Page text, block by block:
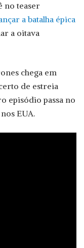
no teaser
a batalha épica
a oitava
chega em
de estreia
episódio passa no
EUA.